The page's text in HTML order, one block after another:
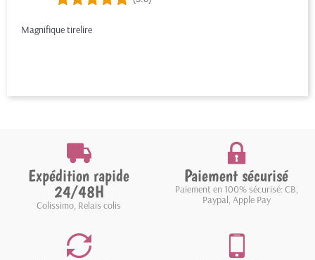
Magnifique tirelire
Expédition rapide
24/48H
Colissimo, Relais colis
Paiement sécurisé
Paiement en 100% sécurisé: CB,
Paypal, Apple Pay